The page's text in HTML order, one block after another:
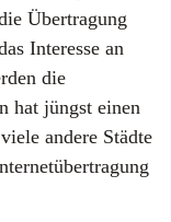
Übertragung
Interesse an
die
hat jüngst einen
andere Städte